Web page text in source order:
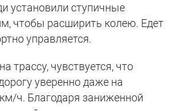
установили ступичные
чтобы расширить колею. Едет
управляется.
трассу, чувствуется, что
уверенно даже на
ч. Благодаря заниженной